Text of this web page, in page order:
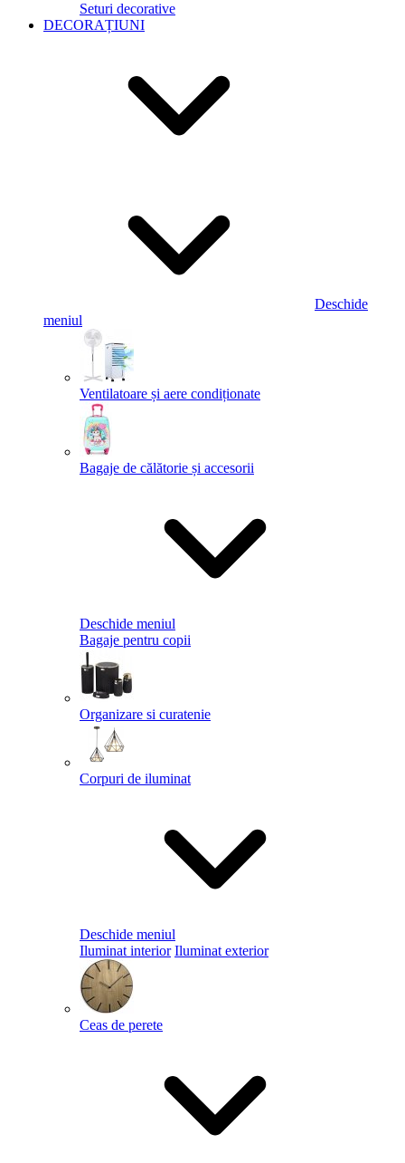
Seturi decorative
DECORAȚIUNI
Deschide
meniul
Ventilatoare și aere condiționate
Bagaje de călătorie și accesorii
Deschide meniul
Bagaje pentru copii
Organizare si curatenie
Corpuri de iluminat
Deschide meniul
Iluminat interior Iluminat exterior
Ceas de perete